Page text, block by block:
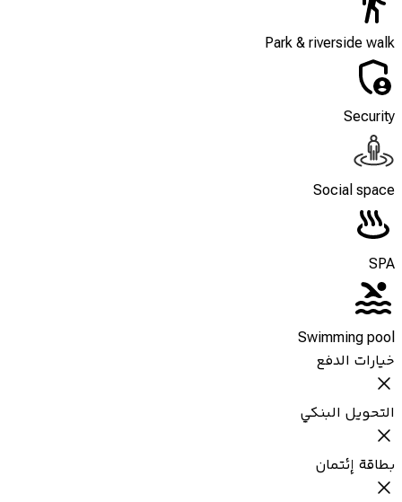
Park & riverside walk
Security
Social space
SPA
Swimming pool
خيارات الدفع
التحويل البنكي
بطاقة إئتمان